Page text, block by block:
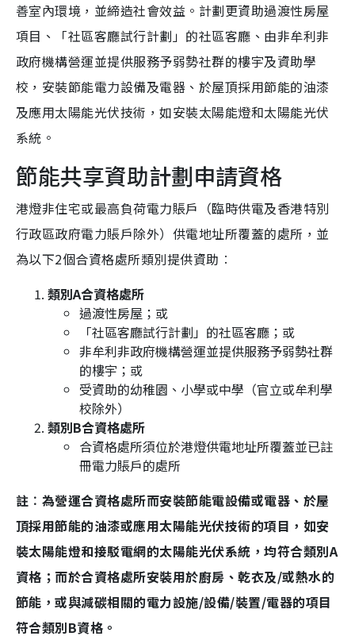
善室內環境，並締造社會效益。計劃更資助過渡性房屋
項目、「社區客廳試行計劃」的社區客廳、由非牟利非
政府機構營運並提供服務予弱勢社群的樓宇及資助學
校，安裝節能電力設備及電器、於屋頂採用節能的油漆
及應用太陽能光伏技術，如安裝太陽能燈和太陽能光伏
系統。
節能共享資助計劃申請資格
港燈非住宅或最高負荷電力賬戶（臨時供電及香港特別
行政區政府電力賬戶除外）供電地址所覆蓋的處所，並
為以下2個合資格處所類別提供資助︰
類別A合資格處所
過渡性房屋；或
「社區客廳試行計劃」的社區客廳；或
非牟利非政府機構營運並提供服務予弱勢社群
的樓宇；或
受資助的幼稚園、小學或中學（官立或牟利學
校除外）
類別B合資格處所
合資格處所須位於港燈供電地址所覆蓋並已註
冊電力賬戶的處所
註︰為營運合資格處所而安裝節能電設備或電器、於屋
頂採用節能的油漆或應用太陽能光伏技術的項目，如安
裝太陽能燈和接駁電網的太陽能光伏系統，均符合類別A
資格；而於合資格處所安裝用於廚房、乾衣及/或熱水的
節能，或與減碳相關的電力設施/設備/裝置/電器的項目
符合類別B資格。